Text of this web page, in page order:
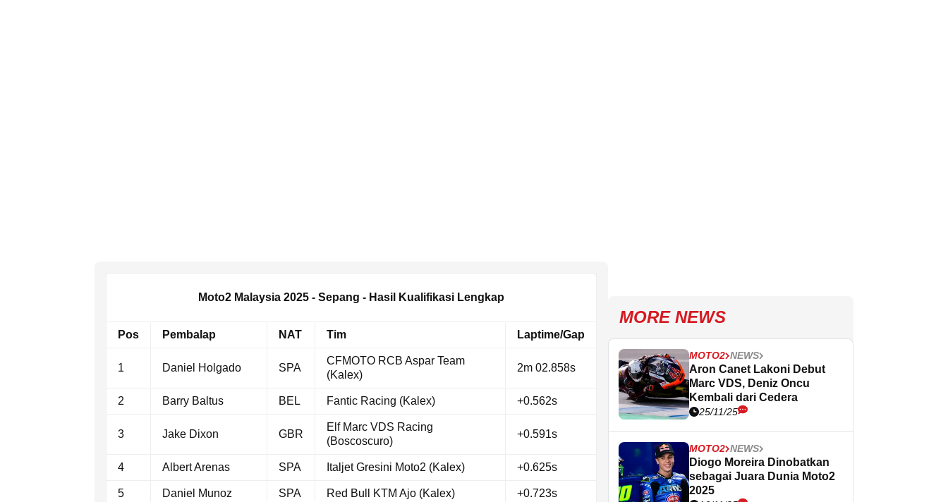
Moto2 Malaysia 2025 - Sepang - Hasil Kualifikasi Lengkap
Pos Pembalap NAT Tim Laptime/Gap
1 Daniel Holgado SPA
CFMOTO RCB Aspar Team
(Kalex)
2m 02.858s
2 Barry Baltus BEL Fantic Racing (Kalex) +0.562s
3 Jake Dixon GBR
Elf Marc VDS Racing
(Boscoscuro)
+0.591s
4 Albert Arenas SPA Italjet Gresini Moto2 (Kalex) +0.625s
5 Daniel Munoz SPA Red Bull KTM Ajo (Kalex) +0.723s
MORE NEWS
MOTO2 NEWS
Aron Canet Lakoni Debut
Marc VDS, Deniz Oncu
Kembali dari Cedera
25/11/25
MOTO2 NEWS
Diogo Moreira Dinobatkan
sebagai Juara Dunia Moto2
2025